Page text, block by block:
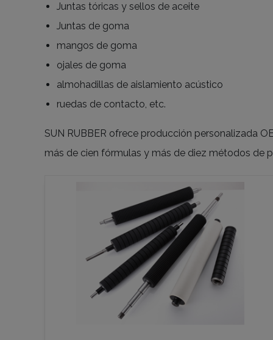
Juntas tóricas y sellos de aceite
Juntas de goma
mangos de goma
ojales de goma
almohadillas de aislamiento acústico
ruedas de contacto, etc.
SUN RUBBER ofrece producción personalizada
más de cien fórmulas y más de diez métodos de